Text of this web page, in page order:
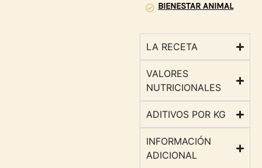
BIENESTAR ANIMAL
LA RECETA
VALORES
NUTRICIONALES
ADITIVOS POR KG
INFORMACIÓN
ADICIONAL